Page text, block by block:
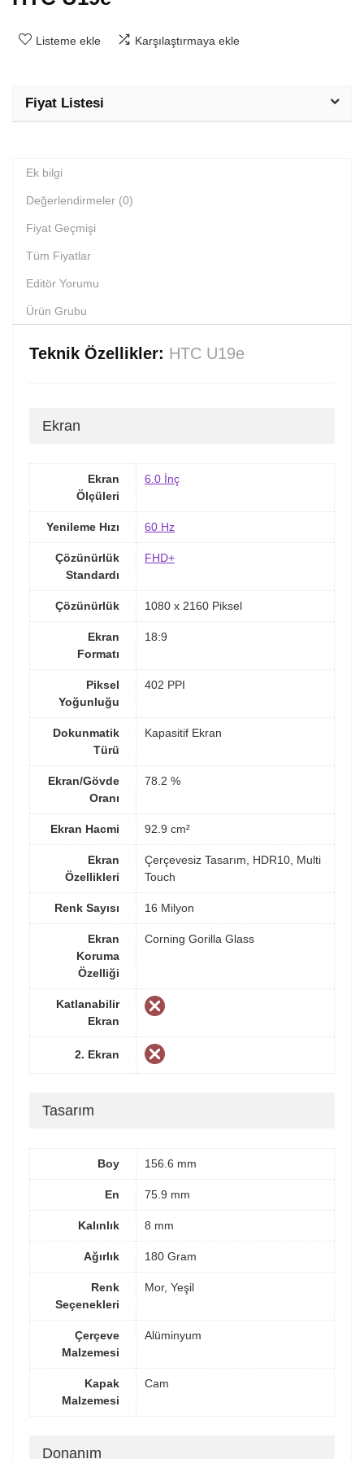
Listeme ekle Karşılaştırmaya ekle
Fiyat Listesi
Ek bilgi
Değerlendirmeler (0)
Fiyat Geçmişi
Tüm Fiyatlar
Editör Yorumu
Ürün Grubu
Teknik Özellikler: HTC U19e
Ekran
Ekran
Ölçüleri
6.0 İnç
Yenileme Hızı 60 Hz
Çözünürlük
Standardı
FHD+
Çözünürlük 1080 x 2160 Piksel
Ekran
Formatı
18:9
Piksel
Yoğunluğu
402 PPI
Dokunmatik
Türü
Kapasitif Ekran
Ekran/Gövde
Oranı
78.2 %
Ekran Hacmi 92.9 cm²
Ekran
Özellikleri
Çerçevesiz Tasarım, HDR10, Multi
Touch
Renk Sayısı 16 Milyon
Ekran
Koruma
Özelliği
Corning Gorilla Glass
Katlanabilir
Ekran
2. Ekran
Tasarım
Boy 156.6 mm
En 75.9 mm
Kalınlık 8 mm
Ağırlık 180 Gram
Renk
Seçenekleri
Mor, Yeşil
Çerçeve
Malzemesi
Alüminyum
Kapak
Malzemesi
Cam
Donanım